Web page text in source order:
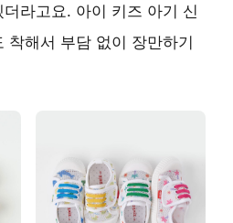
라고요. 아이 키즈 아기 신
착해서 부담 없이 장만하기